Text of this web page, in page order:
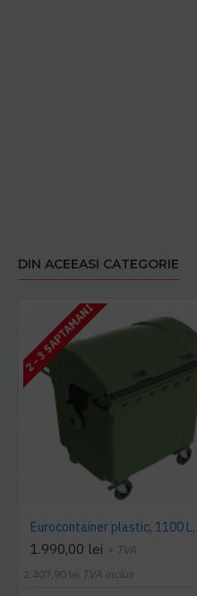
DIN ACEEASI CATEGORIE
2 - 3 SAPTAMANI
1.990,00 lei + TVA
2.407,90 lei TVA inclus